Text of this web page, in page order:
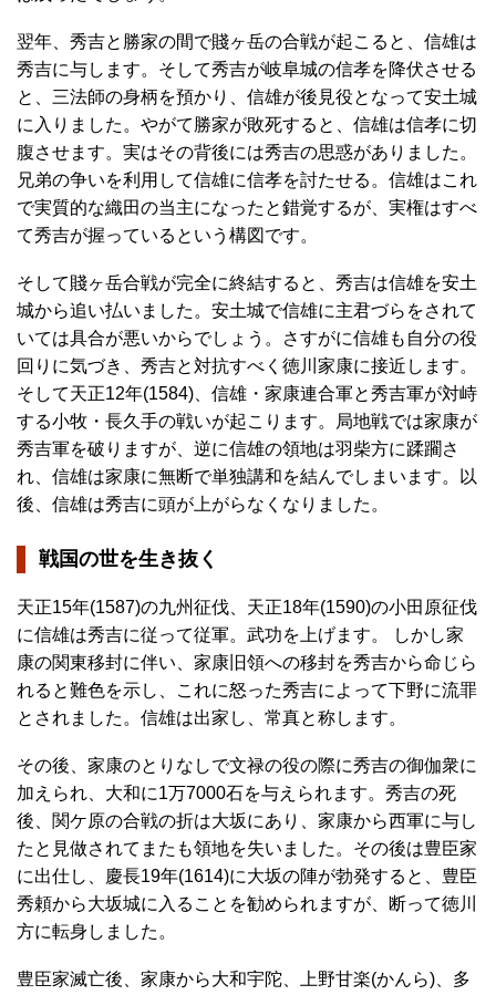
翌年、秀吉と勝家の間で賤ヶ岳の合戦が起こると、信雄は
秀吉に与します。そして秀吉が岐阜城の信孝を降伏させる
と、三法師の身柄を預かり、信雄が後見役となって安土城
に入りました。やがて勝家が敗死すると、信雄は信孝に切
腹させます。実はその背後には秀吉の思惑がありました。
兄弟の争いを利用して信雄に信孝を討たせる。信雄はこれ
で実質的な織田の当主になったと錯覚するが、実権はすべ
て秀吉が握っているという構図です。
そして賤ヶ岳合戦が完全に終結すると、秀吉は信雄を安土
城から追い払いました。安土城で信雄に主君づらをされて
いては具合が悪いからでしょう。さすがに信雄も自分の役
回りに気づき、秀吉と対抗すべく徳川家康に接近します。
そして天正12年(1584)、信雄・家康連合軍と秀吉軍が対峙
する小牧・長久手の戦いが起こります。局地戦では家康が
秀吉軍を破りますが、逆に信雄の領地は羽柴方に蹂躙さ
れ、信雄は家康に無断で単独講和を結んでしまいます。以
後、信雄は秀吉に頭が上がらなくなりました。
戦国の世を生き抜く
天正15年(1587)の九州征伐、天正18年(1590)の小田原征伐
に信雄は秀吉に従って従軍。武功を上げます。 しかし家
康の関東移封に伴い、家康旧領への移封を秀吉から命じら
れると難色を示し、これに怒った秀吉によって下野に流罪
とされました。信雄は出家し、常真と称します。
その後、家康のとりなしで文禄の役の際に秀吉の御伽衆に
加えられ、大和に1万7000石を与えられます。秀吉の死
後、関ケ原の合戦の折は大坂にあり、家康から西軍に与し
たと見做されてまたも領地を失いました。その後は豊臣家
に出仕し、慶長19年(1614)に大坂の陣が勃発すると、豊臣
秀頼から大坂城に入ることを勧められますが、断って徳川
方に転身しました。
豊臣家滅亡後、家康から大和宇陀、上野甘楽(かんら)、多